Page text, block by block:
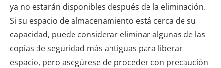
ya no estarán disponibles después de la eliminación.
Si su espacio de almacenamiento está cerca de su
capacidad, puede considerar eliminar algunas de las
copias de seguridad más antiguas para liberar
espacio, pero asegúrese de proceder con precaución